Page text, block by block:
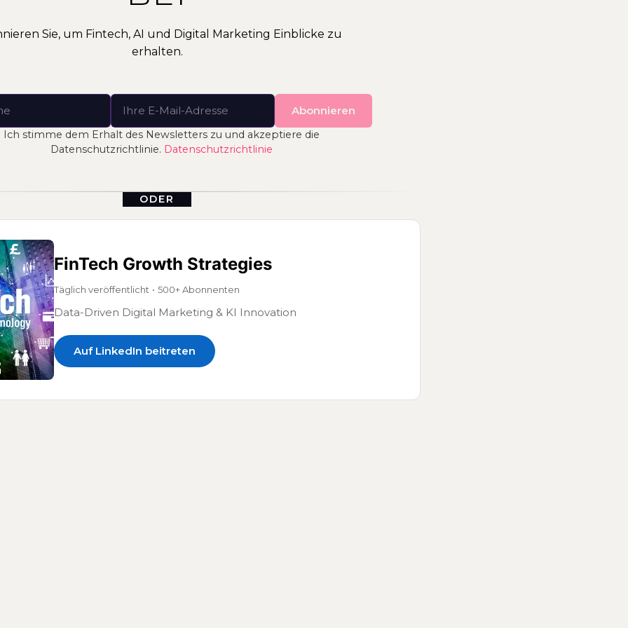
Sie, um Fintech, AI und Digital Marketing Einblicke zu
erhalten.
Abonnieren
Ich stimme dem Erhalt des Newsletters zu und akzeptiere die
Datenschutzrichtlinie. Datenschutzrichtlinie
ODER
FinTech Growth Strategies
Täglich veröffentlicht • 500+ Abonnenten
Data-Driven Digital Marketing & KI Innovation
Auf LinkedIn beitreten